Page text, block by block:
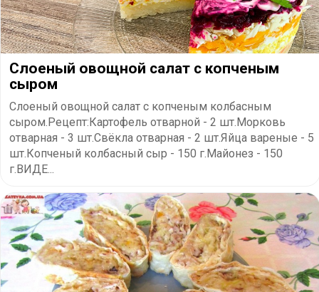
Слоеный овощной салат с копченым
сыром
Слоеный овощной салат с копченым колбасным
сыром.Рецепт:Картофель отварной - 2 шт.Морковь
отварная - 3 шт.Свёкла отварная - 2 шт.Яйца вареные - 5
шт.Копченый колбасный сыр - 150 г.Майонез - 150
г.ВИДЕ...